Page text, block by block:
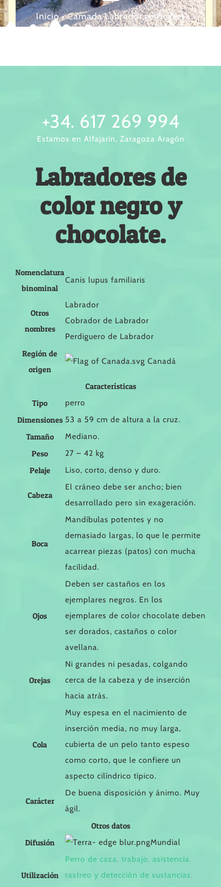
Inicio • Camada Labrador retrievers
+34. 617 269 994
Estamos en Alfajarín, Zaragoza Aragón
Labradores de
color negro y
chocolate.
Nomenclatura
binominal
Canis lupus familiaris
Otros
nombres
Labrador
Cobrador de Labrador
Perdiguero de Labrador
Región de
origen
Canadá
Características
Tipo
perro
Dimensiones 53 a 59 cm de altura a la cruz.
Tamaño Mediano.
Peso 27 – 42 kg
Pelaje Liso, corto, denso y duro.
Cabeza
El cráneo debe ser ancho; bien
desarrollado pero sin exageración.
Boca
Mandíbulas potentes y no
demasiado largas, lo que le permite
acarrear piezas (patos) con mucha
facilidad.
Ojos
Deben ser castaños en los
ejemplares negros. En los
ejemplares de color chocolate deben
ser dorados, castaños o color
avellana.
Orejas
Ni grandes ni pesadas, colgando
cerca de la cabeza y de inserción
hacia atrás.
Cola
Muy espesa en el nacimiento de
inserción media, no muy larga,
cubierta de un pelo tanto espeso
como corto, que le confiere un
aspecto cilíndrico típico.
Carácter
De buena disposición y ánimo. Muy
ágil.
Otros datos
Difusión
Mundial
Utilización
Perro de caza, trabajo, asistencia,
rastreo y detección de sustancias,